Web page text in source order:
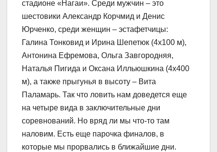
стадионе «Нагаи». Среди мужчин – это
шестовики Александр Корчмид и Денис
Юрченко, среди женщин – эстафетчицы:
Галина Тонковид и Ирина Шепетюк (4х100 м),
Антонина Ефремова, Ольга Завгородняя,
Наталья Пигида и Оксана Илльюшкина (4х400
м), а также прыгунья в высоту – Вита
Паламарь. Так что ловить нам доведется еще
на четыре вида в заключительные дни
соревнований. Но вряд ли мы что-то там
наловим. Есть еще парочка финалов, в
которые мы прорвались в ближайшие дни.